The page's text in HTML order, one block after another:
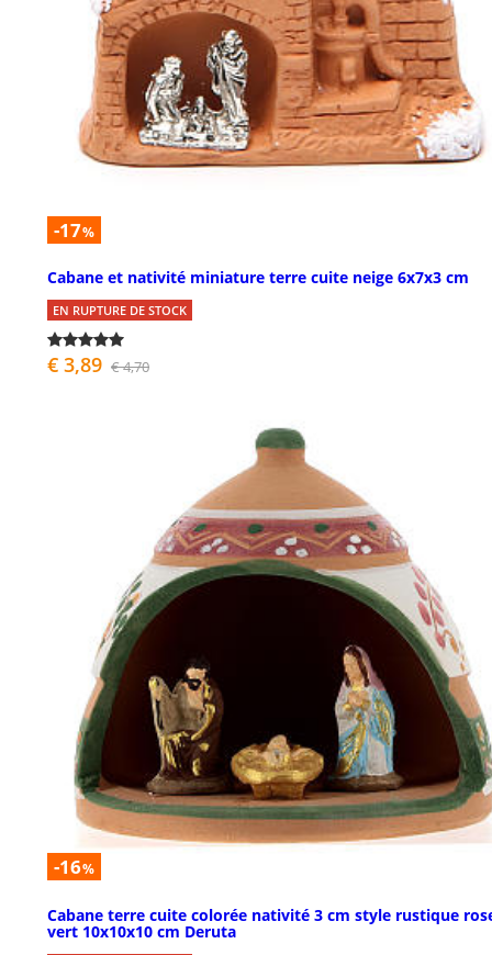
-17%
Cabane et nativité miniature terre cuite neige 6x7x3 cm
EN RUPTURE DE STOCK
€ 3,89 € 4,70
-16%
Cabane terre cuite colorée nativité 3 cm style rustique
vert 10x10x10 cm Deruta